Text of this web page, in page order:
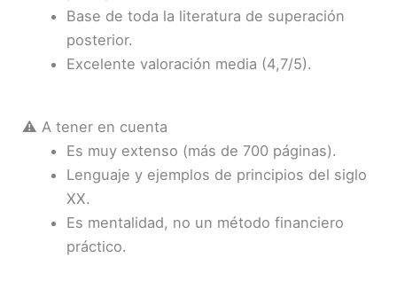
Base de toda la literatura de superación
posterior.
Excelente valoración media (4,7/5).
⚠️ A tener en cuenta
Es muy extenso (más de 700 páginas).
Lenguaje y ejemplos de principios del siglo
XX.
Es mentalidad, no un método financiero
práctico.